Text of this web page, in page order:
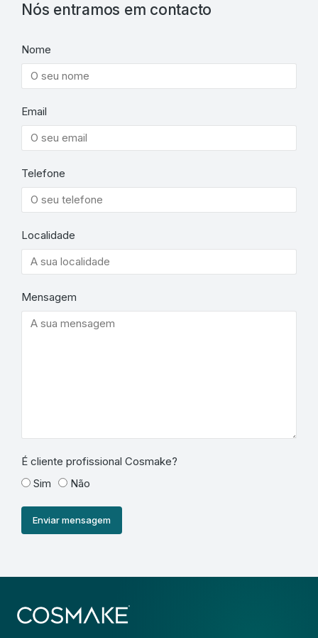
Nós entramos em contacto
Nome
Email
Telefone
Localidade
Mensagem
É cliente profissional Cosmake?
Sim
Não
Enviar mensagem